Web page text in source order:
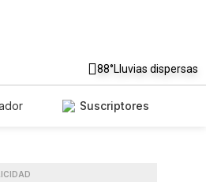
88°Lluvias dispersas
Suscriptores